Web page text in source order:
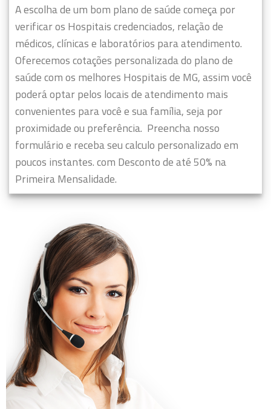
A escolha de um bom plano de saúde começa por
verificar os Hospitais credenciados, relação de
médicos, clínicas e laboratórios para atendimento.
Oferecemos cotações personalizada do plano de
saúde com os melhores Hospitais de MG, assim você
poderá optar pelos locais de atendimento mais
convenientes para você e sua família, seja por
proximidade ou preferência. Preencha nosso
formulário e receba seu calculo personalizado em
poucos instantes. com Desconto de até 50% na
Primeira Mensalidade.